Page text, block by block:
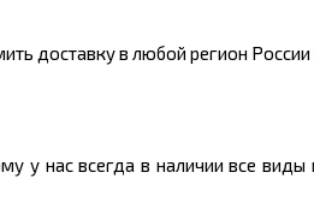
доставку в любой регион России
у нас всегда в наличии все виды